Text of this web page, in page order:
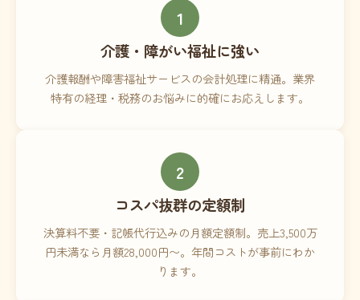
1
介護・障がい福祉に強い
介護報酬や障害福祉サービスの会計処理に精通。業界
特有の経理・税務のお悩みに的確にお応えします。
2
コスパ抜群の定額制
決算料不要・記帳代行込みの月額定額制。売上3,500万
円未満なら月額28,000円〜。年間コストが事前にわか
ります。